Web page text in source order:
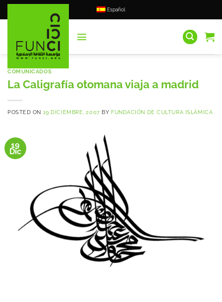
Saltar
al
Español
COMUNICADOS
La Caligrafía otomana viaja a madrid
POSTED ON 19 DICIEMBRE, 2007 BY FUNDACIÓN DE CULTURA ISLÁMICA
19
Dic